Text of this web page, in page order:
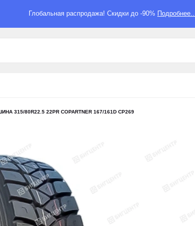
Глобальная распродажа! Скидки до -90% Подробнее...
315/80R22.5 22PR COPARTNER 167/161D CP269